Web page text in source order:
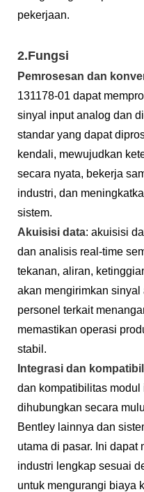
pekerjaan.
2.Fungsi
Pemrosesan dan
131178-01 dapat
sinyal input analog dan
standar yang dapat
kendali, mewujudkan
secara nyata, bekerja
industri, dan
sistem.
Akuisisi data: akuisisi
dan analisis real-time
tekanan, aliran,
akan mengirimkan
personel terkait
memastikan operasi
stabil.
Integrasi dan
dan kompatibilitas
dihubungkan secara
Bentley lainnya dan
utama di pasar. Ini dapat
industri lengkap sesuai
untuk mengurangi biaya